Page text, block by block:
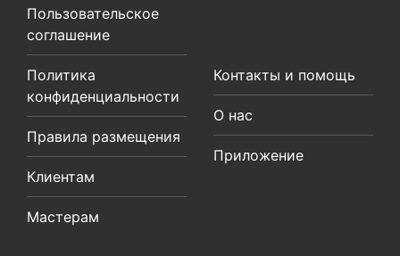
Пользовательское
соглашение
Политика
конфиденциальности
Правила размещения
Клиентам
Мастерам
Контакты и помощь
О нас
Приложение